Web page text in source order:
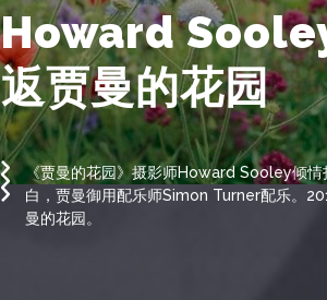
Howard
返贾曼的花园
《贾曼的花园》摄影师Howard Sooley倾情
白，贾曼御用配乐师Simon Turner配乐。
曼的花园。